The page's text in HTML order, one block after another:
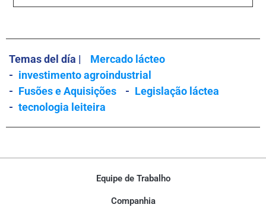
Temas del día |
Mercado lácteo
- investimento agroindustrial
- Fusões e Aquisições - Legislação láctea
- tecnologia leiteira
Equipe de Trabalho
Companhia